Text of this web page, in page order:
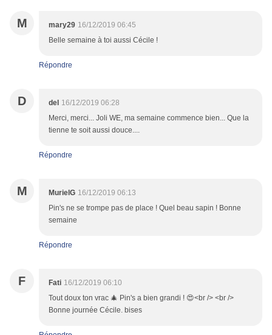
M mary29 16/12/2019 06:45
Belle semaine à toi aussi Cécile !
Répondre
D del 16/12/2019 06:28
Merci, merci... Joli WE, ma semaine commence bien... Que la
tienne te soit aussi douce....
Répondre
M MurielG 16/12/2019 06:13
Pin's ne se trompe pas de place ! Quel beau sapin ! Bonne
semaine
Répondre
F Fati 16/12/2019 06:10
Tout doux ton vrac 🎄 Pin's a bien grandi ! 😍<br /> <br />
Bonne journée Cécile. bises